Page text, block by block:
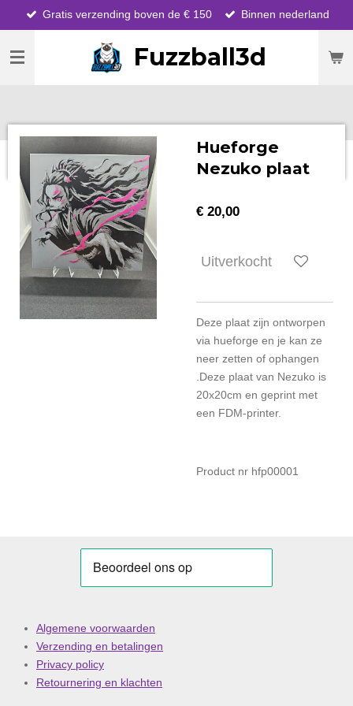
direct
naar
hoofdinhoud
Fuzzball3d
Gratis verzending boven de € 150 Binnen nederland
Hueforge
Nezuko plaat
€ 20,00
Uitverkocht
Deze plaat zijn ontworpen
via hueforge en je kan ze
neer zetten of ophangen
.Deze plaat van Nezuko is
20x20cm en geprint met
een FDM-printer.
Product nr hfp00001
Algemene voorwaarden
Verzending en betalingen
Privacy policy
Retournering en klachten